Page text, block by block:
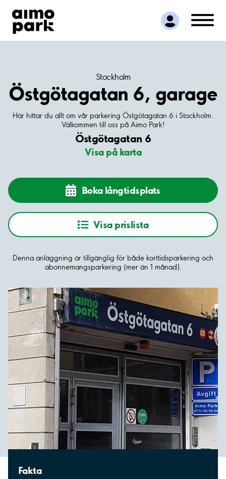
Hitta parkering
Samarbete
Kundservice
Stockholm
Östgötagatan 6, garage
Här hittar du allt om vår parkering Östgötagatan 6 i Stockholm.
Välkommen till oss på Aimo Park!
Östgötagatan 6
Visa på karta
Boka långtidsplats
Visa prislista
Denna anläggning är tillgänglig för både korttidsparkering och
abonnemangsparkering (mer än 1 månad).
Fakta